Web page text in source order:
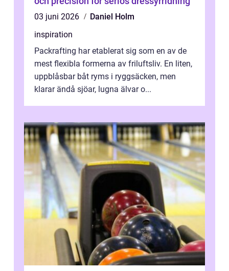
03 juni 2026
Daniel Holm
inspiration
Packrafting har etablerat sig som en av de
mest flexibla formerna av friluftsliv. En liten,
uppblåsbar båt ryms i ryggsäcken, men
klarar ändå sjöar, lugna älvar o...